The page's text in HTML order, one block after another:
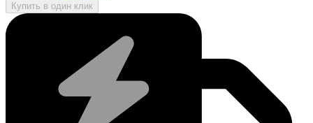
Купить в один клик